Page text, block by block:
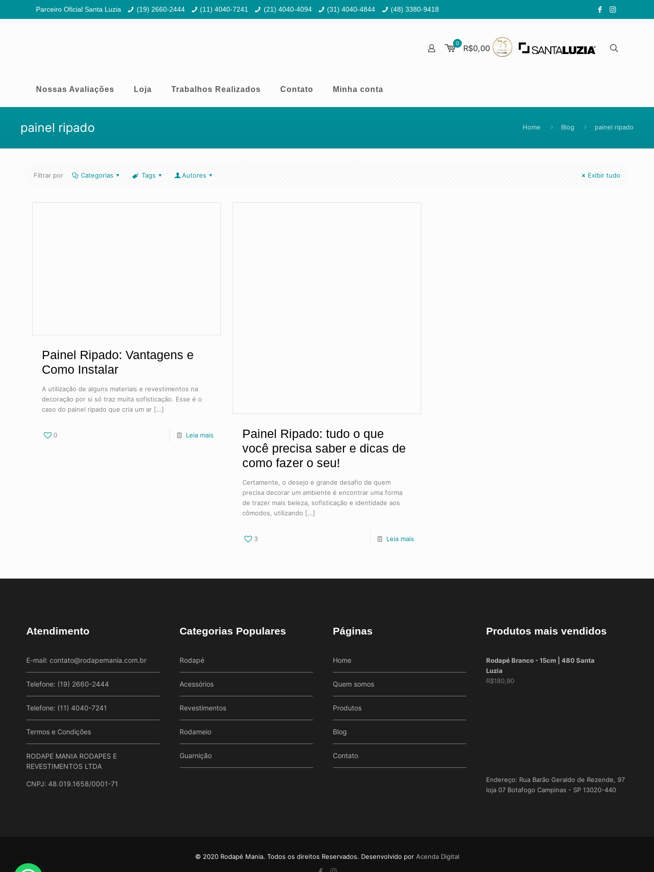
Parceiro Oficial Santa Luzia (19) 2660-2444 (11) 4040-7241 (21) 4040-4094 (31) 4040-4844 (48) 3380-9418
0 R$0,00
Nossas Avaliações Loja Trabalhos Realizados Contato Minha conta
painel ripado Home Blog painel ripado
Filtrar por Categorias Tags Autores Exibir tudo
Painel Ripado: Vantagens e
Como Instalar
A utilização de alguns materiais e revestimentos na
decoração por si só traz muita sofisticação. Esse é o
caso do painel ripado que cria um ar […]
0 Leia mais
Painel Ripado: tudo o que
você precisa saber e dicas de
como fazer o seu!
Certamente, o desejo e grande desafio de quem
precisa decorar um ambiente é encontrar uma forma
de trazer mais beleza, sofisticação e identidade aos
cômodos, utilizando […]
3 Leia mais
Atendimento
E-mail: contato@rodapemania.com.br
Telefone: (19) 2660-2444
Telefone: (11) 4040-7241
Termos e Condições
RODAPE MANIA RODAPES E
REVESTIMENTOS LTDA
CNPJ: 48.019.1658/0001-71
Categorias Populares
Rodapé
Acessórios
Revestimentos
Rodameio
Guarnição
Páginas
Home
Quem somos
Produtos
Blog
Contato
Produtos mais vendidos
Rodapé Branco - 15cm | 480 Santa
Luzia
R$180,90
Endereço: Rua Barão Geraldo de Rezende, 97
loja 07 Botafogo Campinas - SP 13020-440
© 2020 Rodapé Mania. Todos os direitos Reservados. Desenvolvido por Acenda Digital